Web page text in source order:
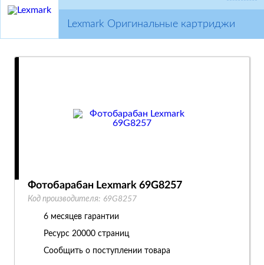
Lexmark Оригинальные картриджи
Фотобарабан Lexmark 69G8257
Код производителя: 69G8257
6 месяцев гарантии
Ресурс 20000 страниц
Сообщить о поступлении товара